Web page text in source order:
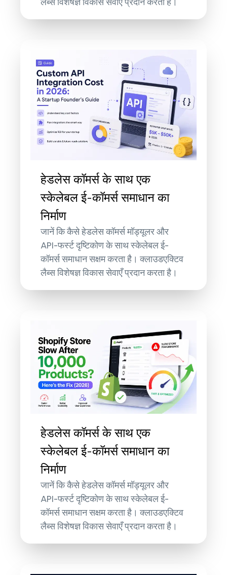
हेडलेस कॉमर्स के साथ एक
स्केलेबल ई-कॉमर्स समाधान का
निर्माण
जानें कि कैसे हेडलेस कॉमर्स मॉड्यूलर और
API-फर्स्ट दृष्टिकोण के साथ स्केलेबल ई-
कॉमर्स समाधान सक्षम करता है। क्लाउडएक्टिव
लैब्स विशेषज्ञ विकास सेवाएँ प्रदान करता है।
हेडलेस कॉमर्स के साथ एक
स्केलेबल ई-कॉमर्स समाधान का
निर्माण
जानें कि कैसे हेडलेस कॉमर्स मॉड्यूलर और
API-फर्स्ट दृष्टिकोण के साथ स्केलेबल ई-
कॉमर्स समाधान सक्षम करता है। क्लाउडएक्टिव
लैब्स विशेषज्ञ विकास सेवाएँ प्रदान करता है।